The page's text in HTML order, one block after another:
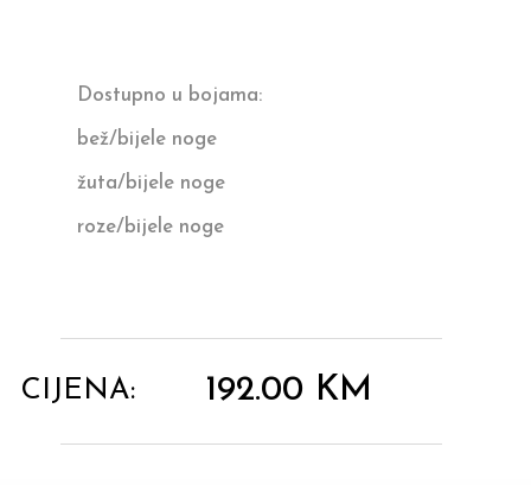
Dostupno u bojama:
bež/bijele noge
žuta/bijele noge
roze/bijele noge
CIJENA: 192.00 KM